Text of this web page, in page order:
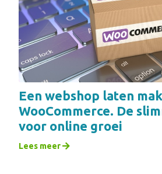
Een webshop laten
WooCommerce. De
voor online groei
Lees meer